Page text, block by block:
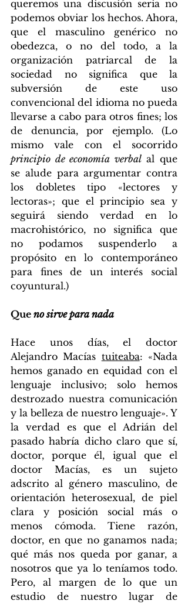
queremos una discusión seria no
podemos obviar los hechos. Ahora,
que el masculino genérico no
obedezca, o no del todo, a la
organización patriarcal de la
sociedad no significa que la
subversión de este uso
convencional del idioma no pueda
llevarse a cabo para otros fines; los
de denuncia, por ejemplo. (Lo
principio de economía verbal al que
se alude para argumentar contra
los dobletes tipo «lectores y
lectoras»; que el principio sea y
seguirá siendo verdad en lo
macrohistórico, no significa que
no podamos suspenderlo a
propósito en lo contemporáneo
para fines de un interés social
coyuntural.)
Que no sirve para nada
Hace unos días, el doctor
Alejandro Macías tuiteaba: «Nada
hemos ganado en equidad con el
lenguaje inclusivo; solo hemos
destrozado nuestra comunicación
y la belleza de nuestro lenguaje». Y
la verdad es que el Adrián del
pasado habría dicho claro que sí,
doctor, porque él, igual que el
doctor Macías, es un sujeto
adscrito al género masculino, de
orientación heterosexual, de piel
clara y posición social más o
menos cómoda. Tiene razón,
doctor, en que no ganamos nada;
qué más nos queda por ganar, a
nosotros que ya lo teníamos todo.
Pero, al margen de lo que un
estudio de nuestro lugar de